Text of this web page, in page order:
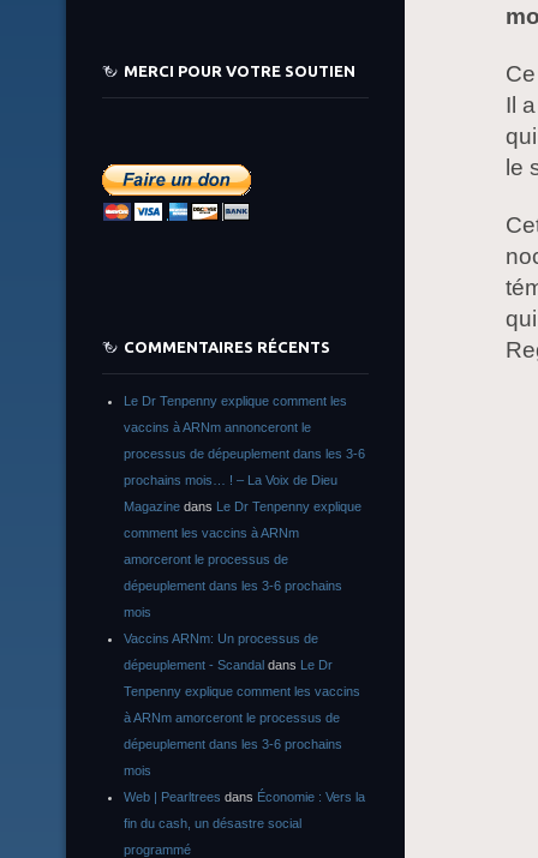
Il
le
MERCI POUR VOTRE SOUTIEN
COMMENTAIRES RÉCENTS
Le Dr Tenpenny explique comment les
vaccins à ARNm annonceront le
processus de dépeuplement dans les 3-6
prochains mois… ! – La Voix de Dieu
Magazine dans Le Dr Tenpenny explique
comment les vaccins à ARNm
amorceront le processus de
dépeuplement dans les 3-6 prochains
mois
Vaccins ARNm: Un processus de
dépeuplement - Scandal dans Le Dr
Tenpenny explique comment les vaccins
à ARNm amorceront le processus de
dépeuplement dans les 3-6 prochains
mois
Web | Pearltrees dans Économie : Vers la
fin du cash, un désastre social
programmé